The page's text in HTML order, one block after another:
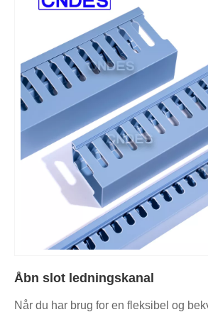
Åbn slot ledningskanal
Når du har brug for en fleksibel og